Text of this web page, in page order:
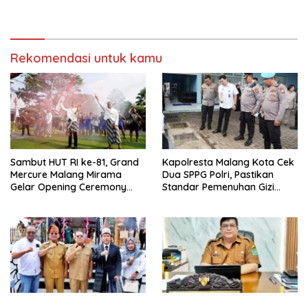
Rekomendasi untuk kamu
Sambut HUT RI ke-81, Grand
Mercure Malang Mirama
Gelar Opening Ceremony
Kapolresta Malang Kota Cek
Dua SPPG Polri, Pastikan
Standar Pemenuhan Gizi